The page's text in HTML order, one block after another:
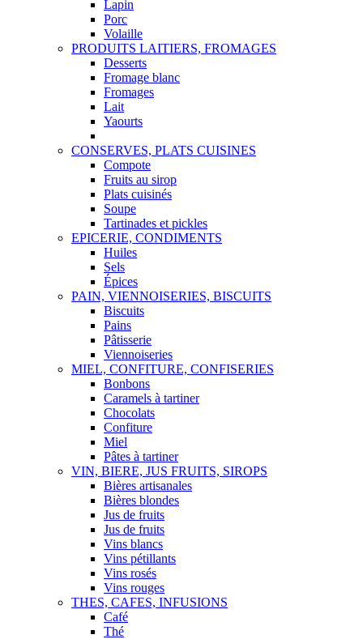
Lapin
Porc
Volaille
PRODUITS LAITIERS, FROMAGES
Desserts
Fromage blanc
Fromages
Lait
Yaourts
CONSERVES, PLATS CUISINES
Compote
Fruits au sirop
Plats cuisinés
Soupe
Tartinades et pickles
EPICERIE, CONDIMENTS
Huiles
Sels
Épices
PAIN, VIENNOISERIES, BISCUITS
Biscuits
Pains
Pâtisserie
Viennoiseries
MIEL, CONFITURE, CONFISERIES
Bonbons
Caramels à tartiner
Chocolats
Confiture
Miel
Pâtes à tartiner
VIN, BIERE, JUS FRUITS, SIROPS
Bières artisanales
Bières blondes
Jus de fruits
Jus de fruits
Vins blancs
Vins pétillants
Vins rosés
Vins rouges
THES, CAFES, INFUSIONS
Café
Thé